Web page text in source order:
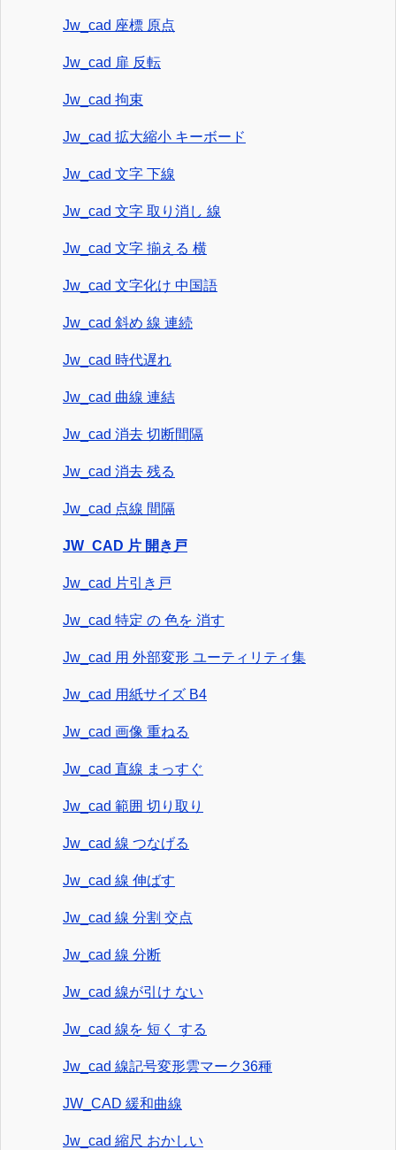
Jw_cad 座標 原点
Jw_cad 扉 反転
Jw_cad 拘束
Jw_cad 拡大縮小 キーボード
Jw_cad 文字 下線
Jw_cad 文字 取り消し 線
Jw_cad 文字 揃える 横
Jw_cad 文字化け 中国語
Jw_cad 斜め 線 連続
Jw_cad 時代遅れ
Jw_cad 曲線 連結
Jw_cad 消去 切断間隔
Jw_cad 消去 残る
Jw_cad 点線 間隔
JW_CAD 片 開き戸
Jw_cad 片引き戸
Jw_cad 特定 の 色を 消す
Jw_cad 用 外部変形 ユーティリティ集
Jw_cad 用紙サイズ B4
Jw_cad 画像 重ねる
Jw_cad 直線 まっすぐ
Jw_cad 範囲 切り取り
Jw_cad 線 つなげる
Jw_cad 線 伸ばす
Jw_cad 線 分割 交点
Jw_cad 線 分断
Jw_cad 線が引け ない
Jw_cad 線を 短く する
Jw_cad 線記号変形雲マーク36種
JW_CAD 緩和曲線
Jw_cad 縮尺 おかしい